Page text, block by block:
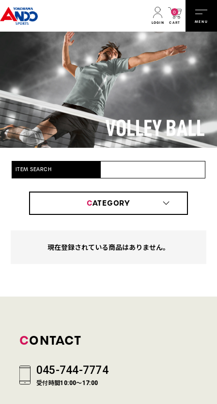
LOGIN CART
0
MENU
ITEM SEARCH
CATEGORY
現在登録されている商品はありません。
CONTACT
045-744-7774
受付時間10:00～17:00